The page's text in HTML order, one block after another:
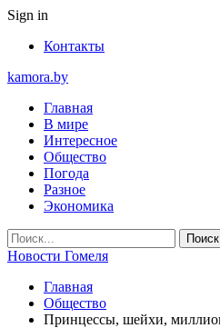
Sign in
Контакты
kamora.by
Главная
В мире
Интересное
Общество
Погода
Разное
Экономика
Новости Гомеля
Главная
Общество
Принцессы, шейхи,